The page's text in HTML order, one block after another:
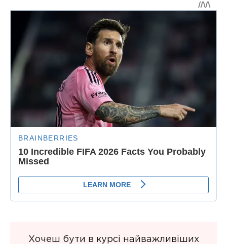
Хочеш бути в курсі найважливіших